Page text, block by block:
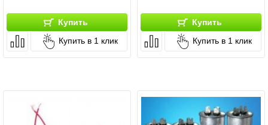
Купить
Купить в 1 клик
Купить
Купить в 1 клик